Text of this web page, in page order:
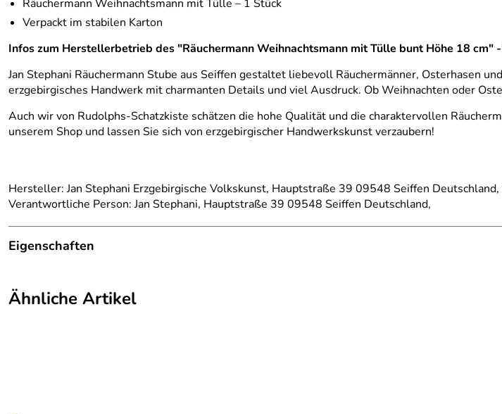
Räuchermann Weihnachtsmann mit Tülle – 1 Stück
Verpackt im stabilen Karton
Infos zum Herstellerbetrieb des "Räuchermann Weihnachtsmann mit Tülle bunt Höhe 18 cm"
Jan Stephani Räuchermann Stube aus Seiffen gestaltet liebevoll Räuchermänner, Osterhasen
erzgebirgisches Handwerk mit charmanten Details und viel Ausdruck. Ob Weihnachten oder
Auch wir von Rudolphs-Schatzkiste schätzen die hohe Qualität und die charaktervollen
unserem Shop und lassen Sie sich von erzgebirgischer Handwerkskunst verzaubern!
Hersteller: Jan Stephani Erzgebirgische Volkskunst, Hauptstraße 39 09548 Seiffen
Verantwortliche Person: Jan Stephani, Hauptstraße 39 09548 Seiffen Deutschland,
Eigenschaften
Herstellungsort:
Kurort Seiffen
Ähnliche Artikel